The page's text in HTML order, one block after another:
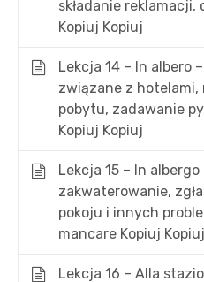
Kursy online i
składanie reklamacji,
Kopiuj Kopiuj
Lekcja 14 – In albero
związane z hotelami,
pobytu, zadawanie
Kopiuj Kopiuj
Lekcja 15 – In albergo
zakwaterowanie,
pokoju i innych
mancare Kopiuj Kopiuj
Lekcja 16 – Alla